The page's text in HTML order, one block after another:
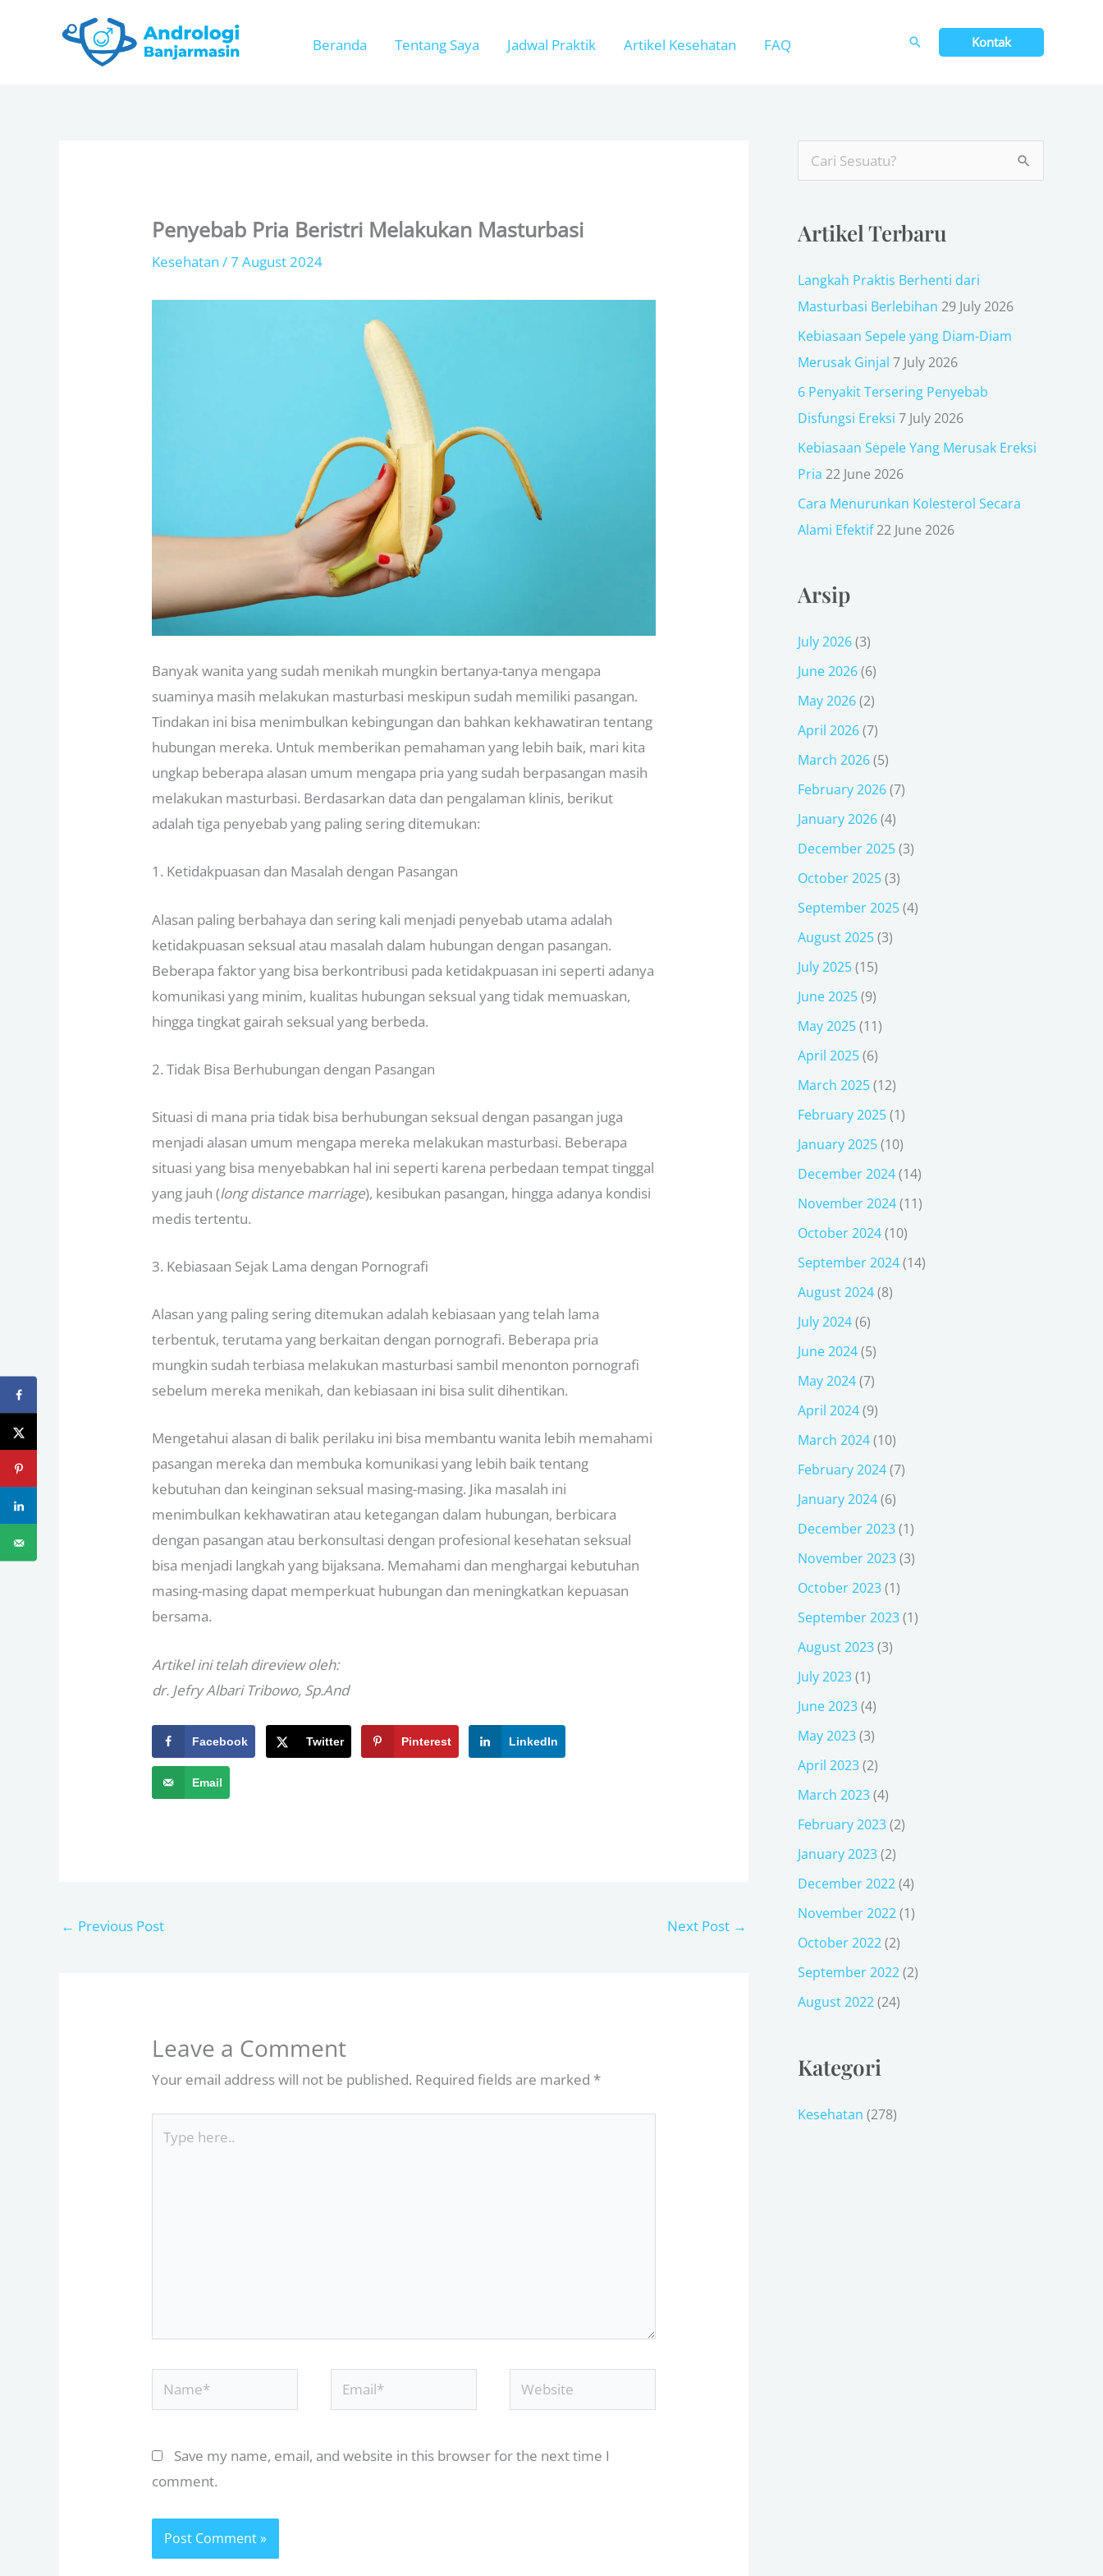
Beranda Tentang Saya Jadwal Praktik Artikel Kesehatan FAQ Kontak
Penyebab Pria Beristri Melakukan Masturbasi
Kesehatan /7 August 2024
Banyak wanita yang sudah menikah mungkin bertanya-tanya mengapa
suaminya masih melakukan masturbasi meskipun sudah memiliki pasangan.
Tindakan ini bisa menimbulkan kebingungan dan bahkan kekhawatiran tentang
hubungan mereka. Untuk memberikan pemahaman yang lebih baik, mari kita
ungkap beberapa alasan umum mengapa pria yang sudah berpasangan masih
melakukan masturbasi. Berdasarkan data dan pengalaman klinis, berikut
adalah tiga penyebab yang paling sering ditemukan:
1. Ketidakpuasan dan Masalah dengan Pasangan
Alasan paling berbahaya dan sering kali menjadi penyebab utama adalah
ketidakpuasan seksual atau masalah dalam hubungan dengan pasangan.
Beberapa faktor yang bisa berkontribusi pada ketidakpuasan ini seperti adanya
komunikasi yang minim, kualitas hubungan seksual yang tidak memuaskan,
hingga tingkat gairah seksual yang berbeda.
2. Tidak Bisa Berhubungan dengan Pasangan
Situasi di mana pria tidak bisa berhubungan seksual dengan pasangan juga
menjadi alasan umum mengapa mereka melakukan masturbasi. Beberapa
situasi yang bisa menyebabkan hal ini seperti karena perbedaan tempat tinggal
yang jauh (long distance marriage), kesibukan pasangan, hingga adanya kondisi
medis tertentu.
3. Kebiasaan Sejak Lama dengan Pornografi
Alasan yang paling sering ditemukan adalah kebiasaan yang telah lama
terbentuk, terutama yang berkaitan dengan pornografi. Beberapa pria
mungkin sudah terbiasa melakukan masturbasi sambil menonton pornografi
sebelum mereka menikah, dan kebiasaan ini bisa sulit dihentikan.
Mengetahui alasan di balik perilaku ini bisa membantu wanita lebih memahami
pasangan mereka dan membuka komunikasi yang lebih baik tentang
kebutuhan dan keinginan seksual masing-masing. Jika masalah ini
menimbulkan kekhawatiran atau ketegangan dalam hubungan, berbicara
dengan pasangan atau berkonsultasi dengan profesional kesehatan seksual
bisa menjadi langkah yang bijaksana. Memahami dan menghargai kebutuhan
masing-masing dapat memperkuat hubungan dan meningkatkan kepuasan
bersama.
Artikel ini telah direview oleh:
dr. Jefry Albari Tribowo, Sp.And
Facebook Twitter Pinterest LinkedIn
Email
← Previous Post Next Post →
Leave a Comment
Your email address will not be published. Required fields are marked*
here..
Name* Email* Website
Save my name, email, and website in this browser for the next time I
comment.
r
:
Artikel Terbaru
Langkah Praktis Berhenti dari
Masturbasi Berlebihan 29 July 2026
Kebiasaan Sepele yang Diam-Diam
Merusak Ginjal 7 July 2026
6 Penyakit Tersering Penyebab
Disfungsi Ereksi 7 July 2026
Kebiasaan Sepele Yang Merusak Ereksi
Pria 22 June 2026
Cara Menurunkan Kolesterol Secara
Alami Efektif22 June 2026
Arsip
July 2026(3)
June 2026(6)
May 2026(2)
April 2026(7)
March 2026(5)
February 2026(7)
January 2026(4)
December 2025(3)
October 2025(3)
September 2025(4)
August 2025(3)
July 2025(15)
June 2025(9)
May 2025(11)
April 2025(6)
March 2025(12)
February 2025(1)
January 2025(10)
December 2024(14)
November 2024(11)
October 2024(10)
September 2024(14)
August 2024(8)
July 2024(6)
June 2024(5)
May 2024(7)
April 2024(9)
March 2024(10)
February 2024(7)
January 2024(6)
December 2023(1)
November 2023(3)
October 2023(1)
September 2023(1)
August 2023(3)
July 2023(1)
June 2023(4)
May 2023(3)
April 2023(2)
March 2023(4)
February 2023(2)
January 2023(2)
December 2022(4)
November 2022(1)
October 2022(2)
September 2022(2)
August 2022(24)
Kategori
Kesehatan (278)